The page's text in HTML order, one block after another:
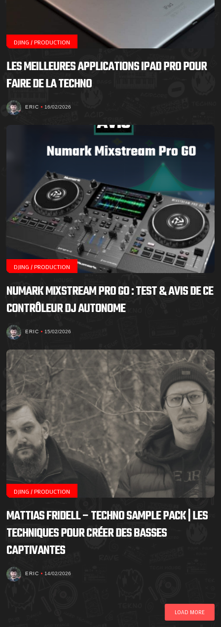
DJING / PRODUCTION
LES MEILLEURES APPLICATIONS IPAD PRO POUR
FAIRE DE LA TECHNO
ERIC 16/02/2026
DJING / PRODUCTION
NUMARK MIXSTREAM PRO GO : TEST & AVIS DE CE
CONTRÔLEUR DJ AUTONOME
ERIC 15/02/2026
DJING / PRODUCTION
MATTIAS FRIDELL – TECHNO SAMPLE PACK | LES
TECHNIQUES POUR CRÉER DES BASSES
CAPTIVANTES
ERIC 14/02/2026
LOAD MORE